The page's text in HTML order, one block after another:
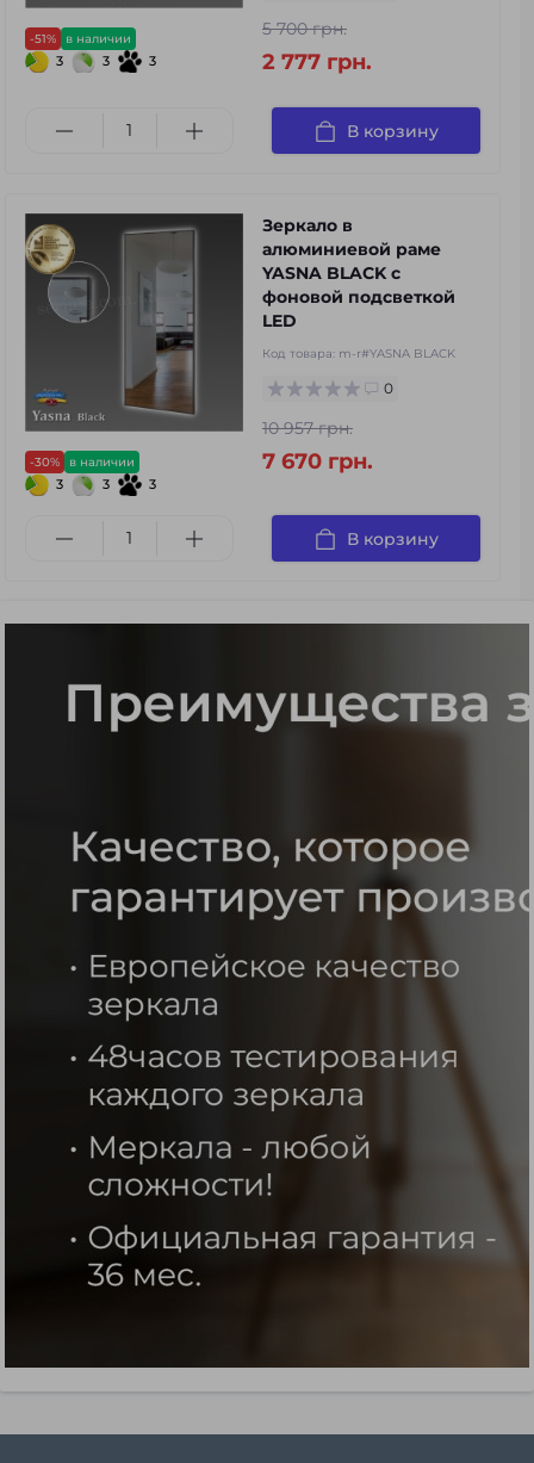
-51% в наличии
3 3 3
5 700 грн.
2 777 грн.
В корзину
-30% в наличии
3 3 3
Зеркало в
алюминиевой раме
YASNA BLACK с
фоновой подсветкой
LED
Код товара: m-r#YASNA BLACK
0
10 957 грн.
7 670 грн.
В корзину